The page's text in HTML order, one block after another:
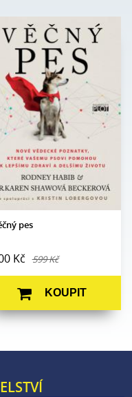
pes
Kč 599 Kč
Rodney Habib, Dr. Karen
Shawová Beckerová
Edukace
408
165 x 237
V8a (pevná)
28. 5. 2024
KOUPIT